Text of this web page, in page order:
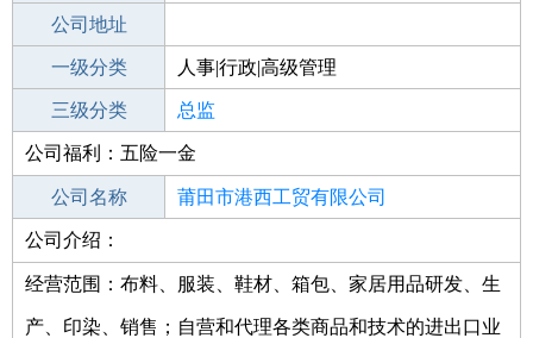
招聘结束时间
公司地址
一级分类 人事|行政|高级管理
二级分类 高级管理
三级分类 总监
其他行业
公司福利：五险一金
公司名称 莆田市港西工贸有限公司
公司类型
公司介绍：
经营范围：布料、服装、鞋材、箱包、家居用品研发、生
产、印染、销售；自营和代理各类商品和技术的进出口业